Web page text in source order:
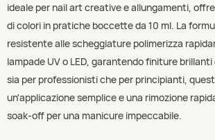
ideale per nail art creative e allungamenti,
di colori in pratiche boccette da 10 ml. La
resistente alle scheggiature polimerizza
lampade UV o LED, garantendo finiture
sia per professionisti che per principianti,
un'applicazione semplice e una rimozione
soak-off per una manicure impeccabile.